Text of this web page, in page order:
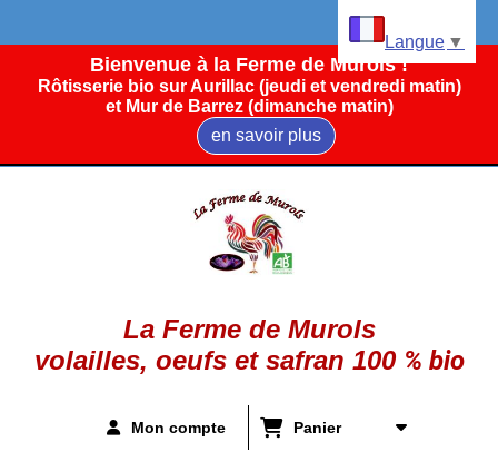
Bienvenue à la Ferme de Murols !
Rôtisserie bio sur Aurillac (jeudi et vendredi matin)
et Mur de Barrez (dimanche matin)
en savoir plus
La Ferme de Murols
volailles, oeufs et safran 100 % bio
Mon compte Panier
Langue ▼